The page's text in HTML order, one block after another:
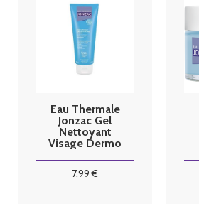
Eau Thermale
Jonzac Gel
Nettoyant
Visage Dermo
7.99 €